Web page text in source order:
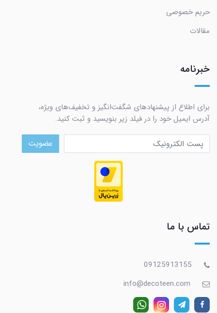
حریم خصوصی
مقالات
خبرنامه
برای اطلاع از پیشنهادهای شگفت‌انگیز و تخفیف‌های ویژه،
آدرس ایمیل خود را در فیلد زیر بنویسید و ثبت کنید.
عضویت
تماس با ما